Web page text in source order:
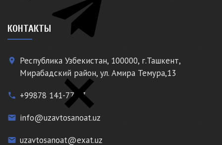
КОНТАКТЫ
place
Республика Узбекистан, 100000, г.Ташкент,
Мирабадский район, ул. Амира Темура,13
phone +99878 141-77-77
email info@uzavtosanoat.uz
email uzavtosanoat@exat.uz